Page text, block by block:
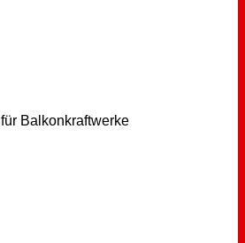
für Balkonkraftwerke